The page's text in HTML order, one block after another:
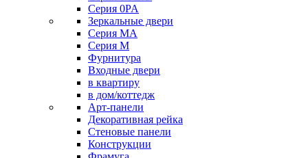
Серия 0PA
Зеркальные двери
Серия MA
Серия M
Фурнитура
Входные двери
в квартиру
в дом/коттедж
Арт-панели
Декоративная рейка
Стеновые панели
Конструкции